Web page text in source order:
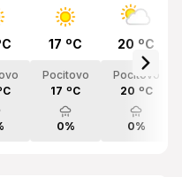
17 ºC
Pocitovo
17 ºC
0%
20 ºC
Pocitovo
20 ºC
0%